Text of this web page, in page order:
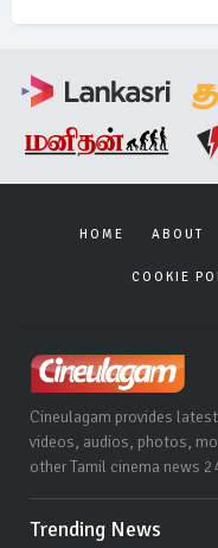
HOME ABOUT
COOKIE
Cineulagam provides
videos, audios, photos,
other Tamil cinema news
Trending News